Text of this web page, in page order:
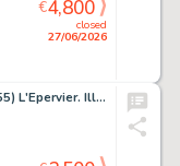
closed
27/06/2026
€4,800
PELLERIN, Patrice (né en 1955) L'Epervier. Illustration...